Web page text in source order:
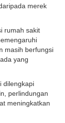
merek
rumah sakit
masih berfungsi
yang
dilengkapi
perlindungan
meningkatkan